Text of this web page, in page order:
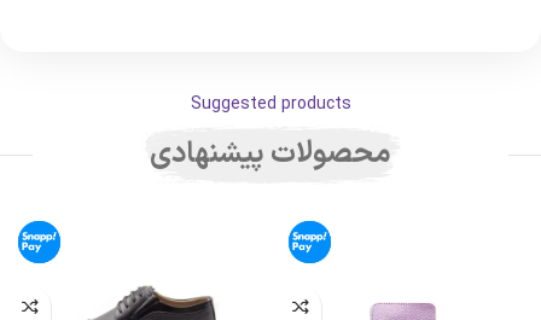
Suggested products
محصولات پیشنهادی